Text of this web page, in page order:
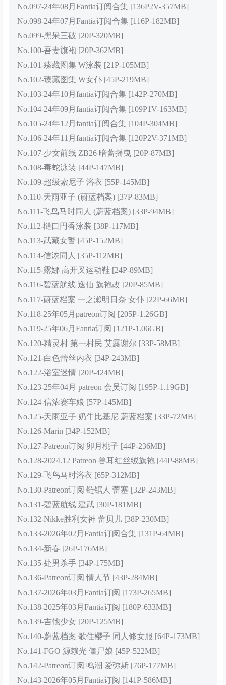
No.097-24年08月Fantia订阅合集 [136P2V-357MB]
No.098-24年07月Fantia订阅合集 [116P-182MB]
No.099-黑呆三破 [20P-320MB]
No.100-吾妻旗袍 [20P-362MB]
No.101-臻藏图集 W泳装 [21P-105MB]
No.102-臻藏图集 W女仆 [45P-219MB]
No.103-24年10月fantia订阅合集 [142P-270MB]
No.104-24年09月fantia订阅合集 [109P1V-163MB]
No.105-24年12月fantia订阅合集 [104P-304MB]
No.106-24年11月fantia订阅合集 [120P2V-371MB]
No.107-少女前线 ZB26 暗蔷摇曳 [20P-87MB]
No.108-毒蛇泳装 [44P-147MB]
No.109-超级索尼子 浴衣 [55P-145MB]
No.110-天雨亚子 (蔚蓝档案) [37P-83MB]
No.111-飞鸟马时同人 (蔚蓝档案) [33P-94MB]
No.112-樋口円香泳装 [38P-117MB]
No.113-武藏女警 [45P-152MB]
No.114-信浓同人 [35P-112MB]
No.115-露娜 高开叉运动鞋 [24P-89MB]
No.116-碧蓝航线 逸仙 旗袍改 [20P-85MB]
No.117-蔚蓝档案 一之濑明日奈 女仆 [22P-66MB]
No.118-25年05月patreon订阅 [205P-1.26GB]
No.119-25年06月Fantia订阅 [121P-1.06GB]
No.120-精灵村 第一村民 艾露谢尔 [33P-58MB]
No.121-白色蕾丝内衣 [34P-243MB]
No.122-浴室迷情 [20P-424MB]
No.123-25年04月 patreon 会员订阅 [195P-1.19GB]
No.124-信浓赛车娘 [57P-145MB]
No.125-天雨亚子 奶牛比基尼 蔚蓝档案 [33P-72MB]
No.126-Marin [34P-152MB]
No.127-Patreon订阅 卯月桃子 [44P-236MB]
No.128-2024.12 Patreon 兽耳红丝绒旗袍 [44P-88MB]
No.129-飞鸟马时浴衣 [65P-312MB]
No.130-Patreon订阅 链锯人 蕾塞 [32P-243MB]
No.131-碧蓝航线 建武 [30P-181MB]
No.132-Nikke胜利女神 蕾贝儿 [38P-230MB]
No.133-2026年02月Fantia订阅合集 [131P-64MB]
No.134-新春 [26P-176MB]
No.135-处男杀手 [34P-175MB]
No.136-Patreon订阅 情人节 [43P-284MB]
No.137-2026年03月Fantia订阅 [173P-265MB]
No.138-2025年03月Fantia订阅 [180P-633MB]
No.139-吉他少女 [20P-125MB]
No.140-蔚蓝档案 歌住樱子 同人修女服 [64P-173MB]
No.141-FGO 源赖光 僵尸娘 [45P-522MB]
No.142-Patreon订阅 鸣潮 爱弥斯 [76P-177MB]
No.143-2026年05月Fantia订阅 [141P-586MB]